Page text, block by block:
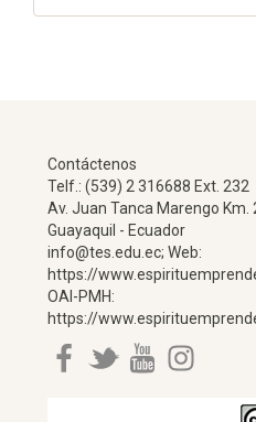
Contáctenos
Telf.: (539) 2 316688 Ext. 232
Av. Juan Tanca Marengo Km.
Guayaquil - Ecuador
info@tes.edu.ec; Web:
https://
OAI-PMH:
https://